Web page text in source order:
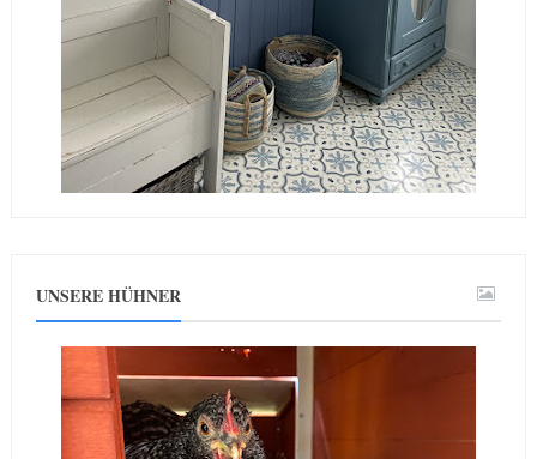
UNSERE HÜHNER